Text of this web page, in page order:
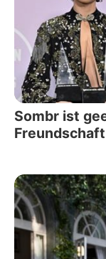
Sombr ist
Freundschaft